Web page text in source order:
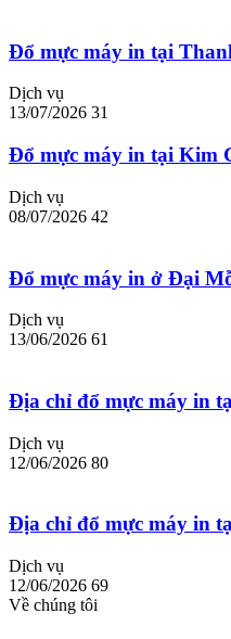
Đổ mực máy in tại
Dịch vụ
13/07/2026 31
Đổ mực máy in tại Kim
Dịch vụ
08/07/2026 42
Đổ mực máy in ở Đại
Dịch vụ
13/06/2026 61
Địa chỉ đổ mực máy in
Dịch vụ
12/06/2026 80
Địa chỉ đổ mực máy in
Dịch vụ
12/06/2026 69
Về chúng tôi